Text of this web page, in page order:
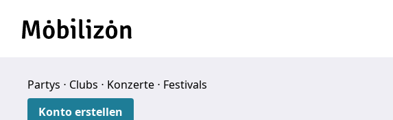
Partys ⋅ Clubs ⋅ Konzerte ⋅ Festivals
Konto erstellen